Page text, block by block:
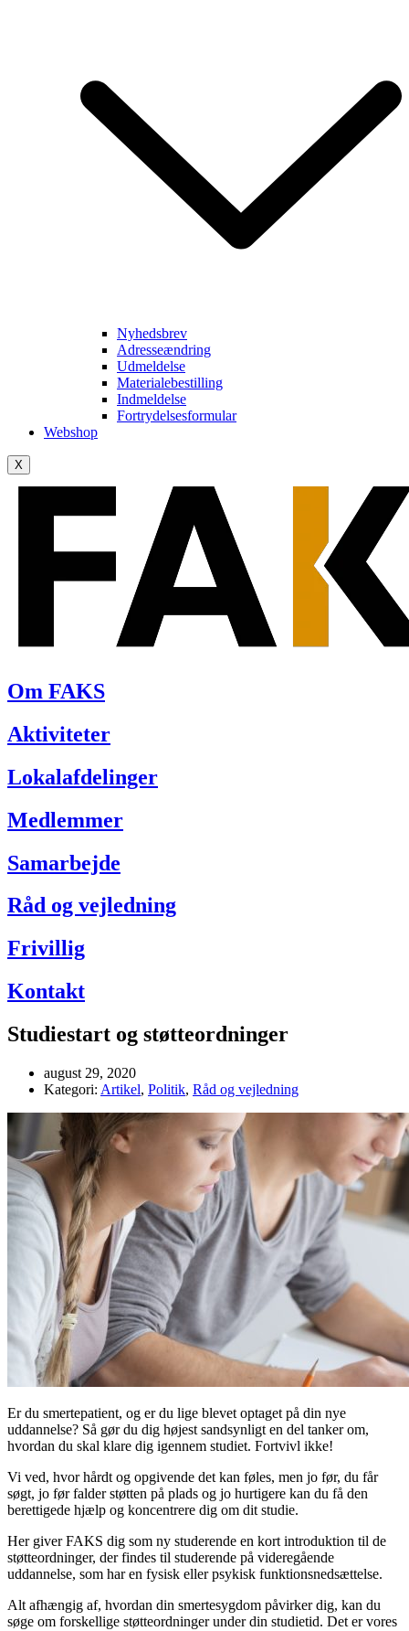
Nyhedsbrev
Adresseændring
Udmeldelse
Materialebestilling
Indmeldelse
Fortrydelsesformular
Webshop
X
Om FAKS
Aktiviteter
Lokalafdelinger
Medlemmer
Samarbejde
Råd og vejledning
Frivillig
Kontakt
Studiestart og støtteordninger
august 29, 2020
Kategori: Artikel, Politik, Råd og vejledning
Er du smertepatient, og er du lige blevet optaget på din nye
uddannelse? Så gør du dig højest sandsynligt en del tanker om,
hvordan du skal klare dig igennem studiet. Fortvivl ikke!
Vi ved, hvor hårdt og opgivende det kan føles, men jo før, du får
søgt, jo før falder støtten på plads og jo hurtigere kan du få den
berettigede hjælp og koncentrere dig om dit studie.
Her giver FAKS dig som ny studerende en kort introduktion til de
støtteordninger, der findes til studerende på videregående
uddannelse, som har en fysisk eller psykisk funktionsnedsættelse.
Alt afhængig af, hvordan din smertesygdom påvirker dig, kan du
søge om forskellige støtteordninger under din studietid. Det er vores